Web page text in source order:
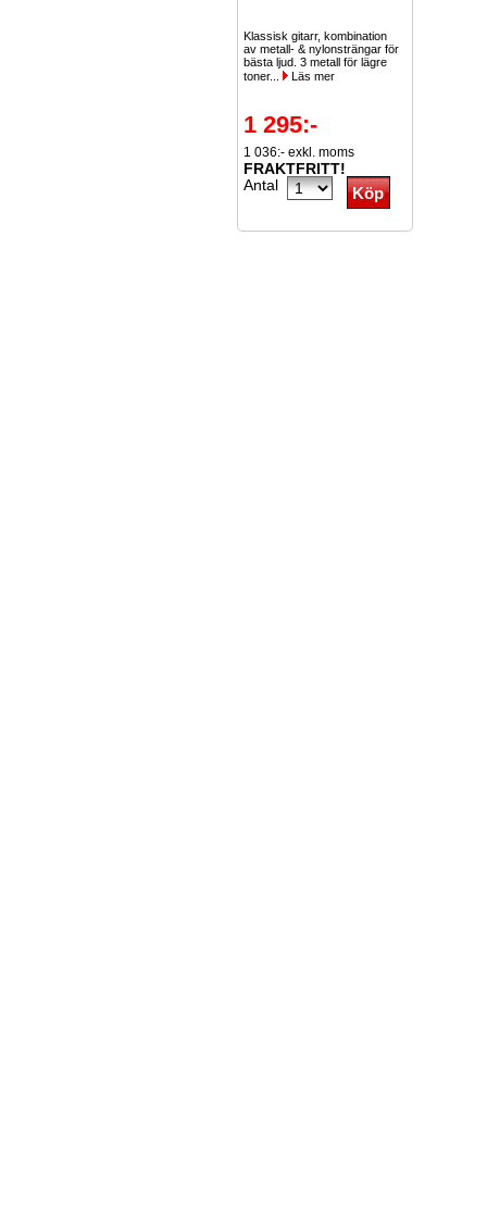
Klassisk gitarr, kombination
av metall- & nylonsträngar för
bästa ljud. 3 metall för lägre
toner...
Läs mer
1 295:-
1 036:- exkl. moms
FRAKTFRITT!
Antal